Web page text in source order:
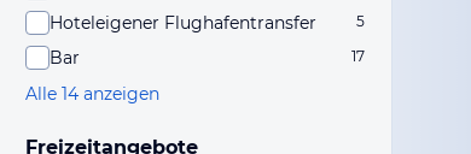
Hoteleigener Flughafentransfer 5
Bar 17
Alle 14 anzeigen
Freizeitangebote